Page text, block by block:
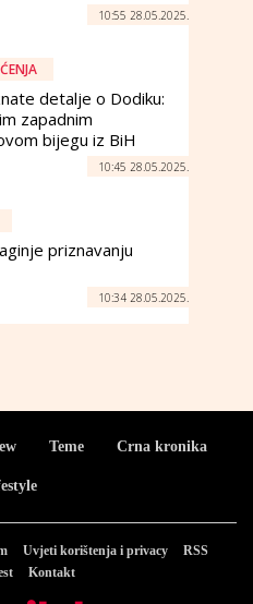
10:55 28.05.2025.
detalje o Dodiku:
zapadnim
bijegu iz BiH
10:45 28.05.2025.
priznavanju
10:34 28.05.2025.
Teme Crna kronika
Uvjeti korištenja i privacy
RSS
Kontakt